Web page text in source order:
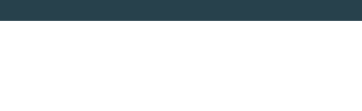
いう方にこそ参加いただきたいイベントで